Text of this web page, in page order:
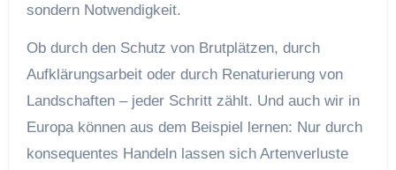
sondern Notwendigkeit.
Ob durch den Schutz von Brutplätzen, durch
Aufklärungsarbeit oder durch Renaturierung von
Landschaften – jeder Schritt zählt. Und auch wir in
Europa können aus dem Beispiel lernen: Nur durch
konsequentes Handeln lassen sich Artenverluste